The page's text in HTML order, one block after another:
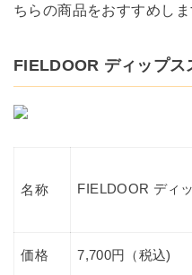
ちらの商品をおすすめしま
FIELDOOR ディップス
名称 FIELDOOR ディ
価格 7,700円（税込)